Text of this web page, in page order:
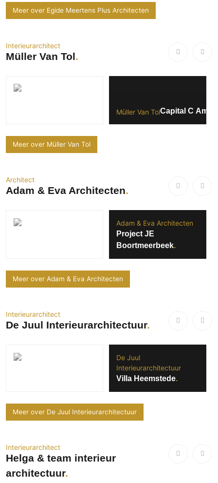
Meer over Egide Meertens Plus Architecten
Interieurarchitect
Müller Van Tol
Müller Van TolCapital C
Meer over Müller Van Tol
Architect
Adam & Eva Architecten
Adam & Eva Architecten
Project JE
Boortmeerbeek
Meer over Adam & Eva Architecten
Interieurarchitect
De Juul Interieurarchitectuur
De Juul
Interieurarchitectuur
Villa Heemstede
Meer over De Juul Interieurarchitectuur
Interieurarchitect
Helga & team interieur
architectuur